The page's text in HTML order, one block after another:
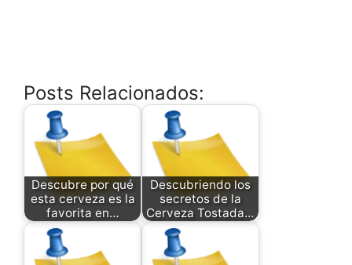
Posts Relacionados:
Descubre por qué
esta cerveza es la
favorita en…
Descubriendo los
secretos de la
Cerveza Tostada…